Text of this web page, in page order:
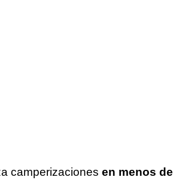
camperizaciones en menos de